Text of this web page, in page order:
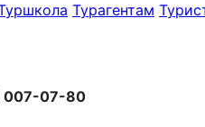
Турагентам
007-07-80